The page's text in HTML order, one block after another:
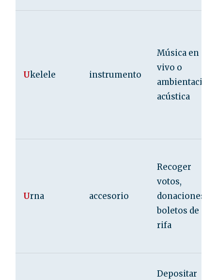
Ukelele instrumento
Música en
vivo o
ambientación
acústica
Urna accesorio
Recoger
votos,
donaciones o
boletos de
rifa
Depositar